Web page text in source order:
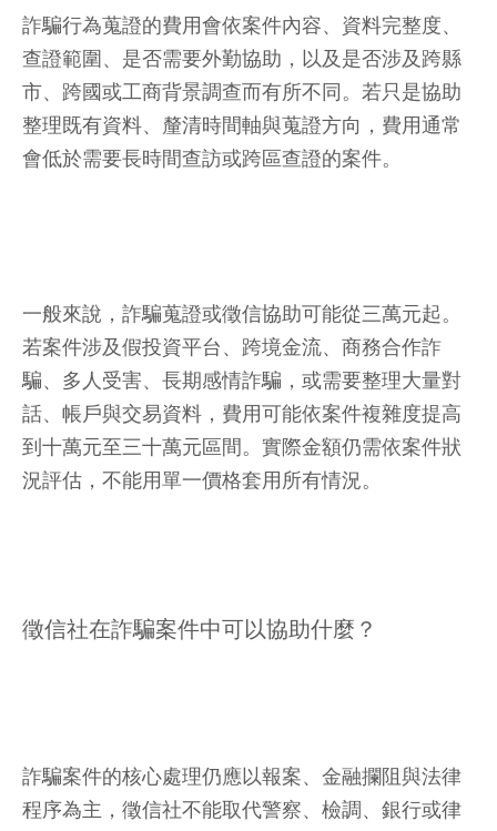
詐騙行為蒐證的費用會依案件內容、資料完整度、
查證範圍、是否需要外勤協助，以及是否涉及跨縣
市、跨國或工商背景調查而有所不同。若只是協助
整理既有資料、釐清時間軸與蒐證方向，費用通常
會低於需要長時間查訪或跨區查證的案件。
一般來說，詐騙蒐證或徵信協助可能從三萬元起。
若案件涉及假投資平台、跨境金流、商務合作詐
騙、多人受害、長期感情詐騙，或需要整理大量對
話、帳戶與交易資料，費用可能依案件複雜度提高
到十萬元至三十萬元區間。實際金額仍需依案件狀
況評估，不能用單一價格套用所有情況。
徵信社在詐騙案件中可以協助什麼？
詐騙案件的核心處理仍應以報案、金融攔阻與法律
程序為主，徵信社不能取代警察、檢調、銀行或律